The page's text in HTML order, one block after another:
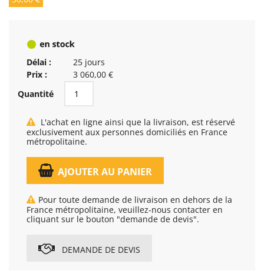
Délai :
25 jours
Prix :
3 060,00 €
Quantité
exclusivement aux personnes domiciliés en France
métropolitaine.
AJOUTER AU PANIER
Pour toute demande de livraison en dehors de la
France métropolitaine, veuillez-nous contacter en
cliquant sur le bouton "demande de devis".
DEMANDE DE DEVIS